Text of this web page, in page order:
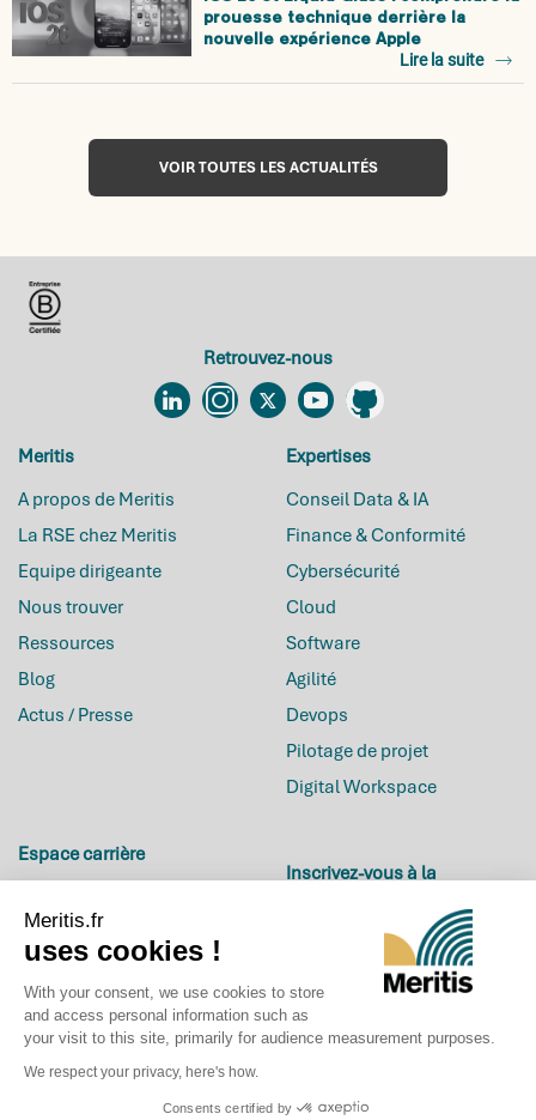
prouesse technique derrière la
nouvelle expérience Apple
Lire la suite
VOIR TOUTES LES ACTUALITÉS
Retrouvez-nous
LinkedinInstagram
TwitterYouTubeGithub
Meritis
A propos de Meritis
La RSE chez Meritis
Equipe dirigeante
Nous trouver
Ressources
Blog
Actus / Presse
Expertises
Conseil Data & IA
Finance & Conformité
Cybersécurité
Cloud
Software
Agilité
Devops
Pilotage de projet
Digital Workspace
Espace carrière
Offres d’emploi
La Culture de Meritis
Evènements
Inscrivez-vous à la
© 2017-2026MERITIS -
Meritis.fr
uses cookies !
With your consent, we use cookies to store
and access personal information such as
your visit to this site, primarily for audience measurement purposes.
We respect your privacy, here's how.
Consents certified by